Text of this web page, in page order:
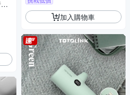
i
加入購物車